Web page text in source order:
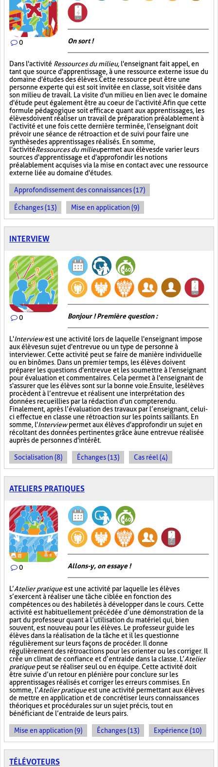
0 On sort !
Dans l'activité Ressources du milieu, l'enseignant fait appel, en
tant que source d'apprentissage, à une ressource externe issue du
domaine d'études des élèves. Cette ressource peut être une
personne experte qui est soit invitée en classe, soit visitée dans
son milieu de travail. La visite d'un milieu en lien avec le domaine
d'étude peut également être au coeur de l'activité. Afin que cette
formule pédagogique soit efficace quant aux apprentissages, les
élèves doivent réaliser un travail de préparation préalablement à
l'activité et une fois cette dernière terminée, l'enseignant doit
prévoir une séance de rétroaction et de suivi pour faire une
synthèse des apprentissages réalisés. En somme,
l'activitéRessources du milieupermet aux élèves de varier leurs
sources d'apprentissage et d'approfondir les notions
préalablement acquises via la mise en contact avec une ressource
externe liée au domaine d'études.
Approfondissement des connaissances (17)
Échanges (13) Mise en application (9)
INTERVIEW
0 Bonjour ! Première question :
L'Interviewest une activité lors de laquelle l'enseignant impose
aux élèves un sujet d'entrevue ou un type de personne à
interviewer. Cette activité peut se faire de manière individuelle
ou en binômes. Dans un premier temps, les élèves doivent
préparer les questions d'entrevue et les soumettre à l'enseignant
pour évaluation et commentaires. Cela permet à l'enseignant de
s'assurer que les élèves sont sur la bonne voie. Ensuite, les élèves
procèdent à l’entrevue et réalisent une interprétation des
données recueillies par la rédaction d'un compte rendu.
Finalement, après l’évaluation des travaux par l’enseignant, celui-
ci effectue en classe une rétroaction sur les points saillants. En
somme, l'Interviewpermet aux élèves d'approfondir un sujet en
récoltant des données pertinentes grâce à une entrevue réalisée
auprès de personnes d'intérêt.
Socialisation (8) Échanges (13) Cas réel (4)
ATELIERS PRATIQUES
0 Allons-y, on essaye !
L’Atelier pratiqueest une activité par laquelle les élèves
s’exercent à réaliser une tâche ciblée en fonction des
compétences ou des habiletés à développer dans le cours. Cette
activité est habituellement précédée d’une démonstration de la
part du professeur quant à l’utilisation du matériel qui, bien
souvent, est nouveau pour les élèves. Le professeur guide les
élèves dans la réalisation de la tâche et il les questionne
régulièrement sur leurs façons de procéder. Il donne
régulièrement des rétroactions pour les orienter ou les corriger. Il
crée un climat de confiance et d’entraide dans la classe. L’Atelier
pratiquepeut se réaliser seul ou en équipe. Cette activité doit
être suivie d’un retour en plénière pour conclure sur les
apprentissages réalisés et corriger les erreurs commises. En
somme, l’Atelier pratiqueest une activité permettant aux élèves
de mettre en application et de concrétiser leurs connaissances
théoriques et procédurales sur un sujet précis, tout en
bénéficiant de l’entraide de leurs pairs.
Mise en application (9) Échanges (13) Expérience (10)
TÉLÉVOTEURS